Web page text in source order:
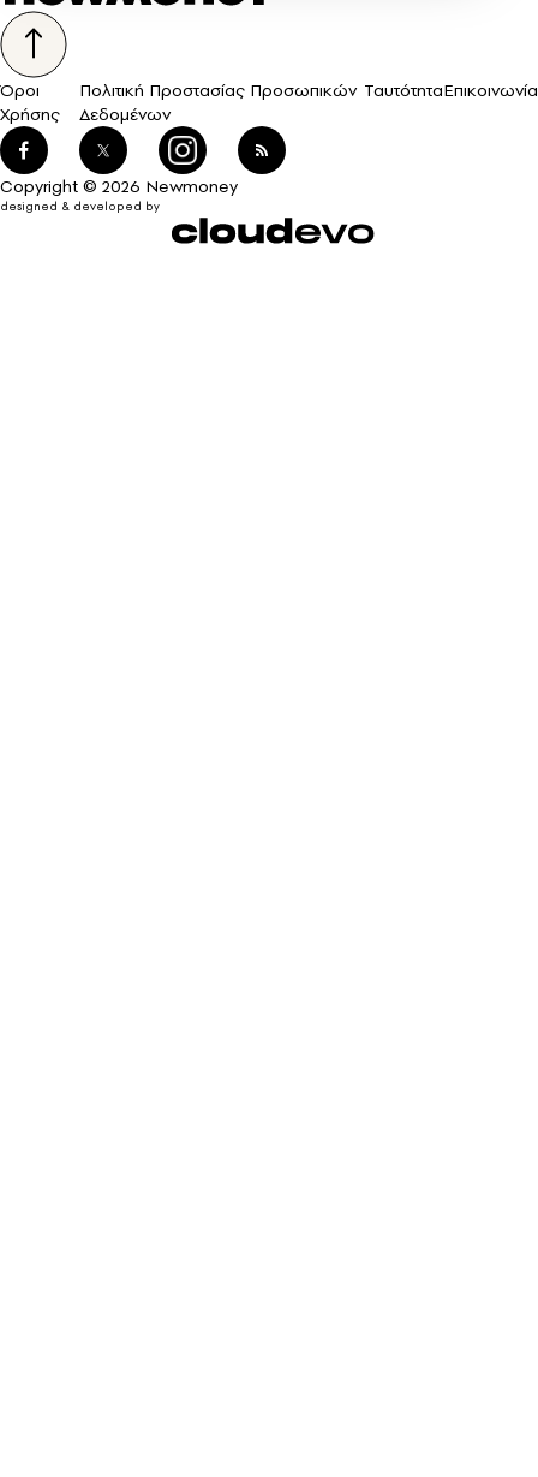
Όροι
Χρήσης
Πολιτική Προστασίας Προσωπικών
Δεδομένων
ΤαυτότηταΕπικοινωνία
Copyright © 2026 Newmoney
designed & developed by